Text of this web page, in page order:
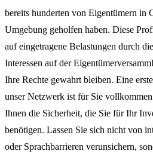
bereits hunderten von Eigentümern in
Umgebung geholfen haben. Diese
auf eingetragene Belastungen durch
Interessen auf der
Ihre Rechte gewahrt bleiben. Eine
unser Netzwerk ist für Sie
Ihnen die Sicherheit, die Sie für Ihr
benötigen. Lassen Sie sich nicht von
oder Sprachbarrieren verunsichern,